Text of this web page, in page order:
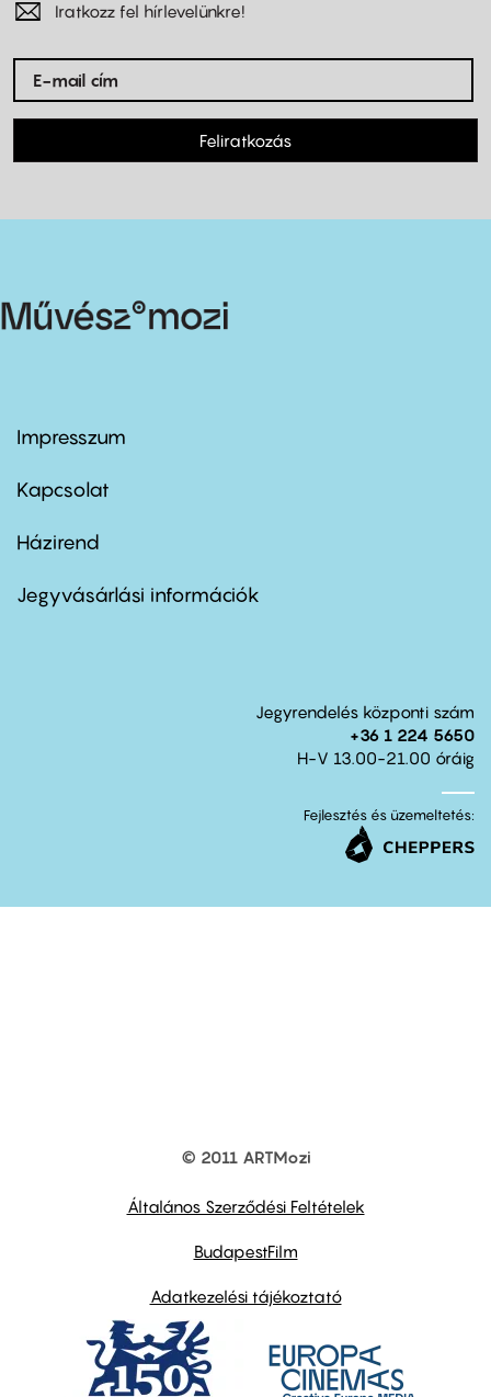
Iratkozz fel hírlevelünkre!
Feliratkozás
Footer
first
Impresszum
Kapcsolat
Footer
second
Házirend
Jegyvásárlási információk
Jegyrendelés központi szám
+36 1 224 5650
H-V 13.00-21.00 óráig
Fejlesztés és üzemeltetés:
© 2011 ARTMozi
Általános Szerződési Feltételek
BudapestFilm
Adatkezelési tájékoztató